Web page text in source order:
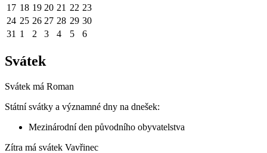
17 18 19 20 21 22 23
24 25 26 27 28 29 30
31 1 2 3 4 5 6
Svátek
Svátek má Roman
Státní svátky a významné dny na dnešek:
Mezinárodní den původního obyvatelstva
Zítra má svátek Vavřinec